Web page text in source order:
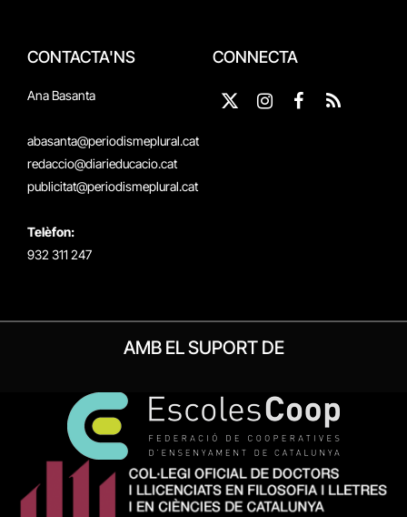
CONTACTA'NS
Ana Basanta
abasanta@periodismeplural.cat
redaccio@diarieducacio.cat
publicitat@periodismeplural.cat
Telèfon:
932 311 247
CONNECTA
X
Instagram
Facebook
RSS
AMB EL SUPORT DE